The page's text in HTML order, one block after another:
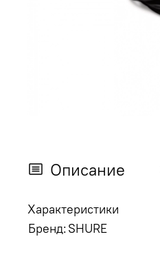
Описание
Характеристики
Бренд:SHURE